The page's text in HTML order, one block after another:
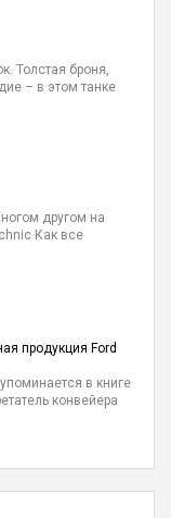
Толстая броня,
– в этом танке
другом на
Как все
продукция Ford
в книге
конвейера